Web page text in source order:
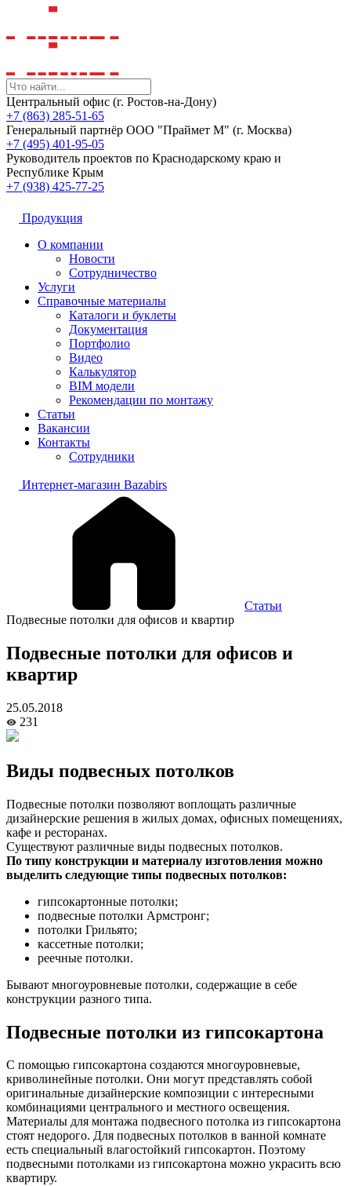
Центральный офис (г. Ростов-на-Дону)
+7 (863) 285-51-65
Генеральный партнёр ООО "Праймет М" (г. Москва)
+7 (495) 401-95-05
Руководитель проектов по Краснодарскому краю и
Республике Крым
+7 (938) 425-77-25
Продукция
О компании
Новости
Сотрудничество
Услуги
Справочные материалы
Каталоги и буклеты
Документация
Портфолио
Видео
Калькулятор
BIM модели
Рекомендации по монтажу
Статьи
Вакансии
Контакты
Сотрудники
Интернет-магазин Bazabirs
Статьи
Подвесные потолки для офисов и квартир
Подвесные потолки для офисов и
квартир
25.05.2018
231
Виды подвесных потолков
Подвесные потолки позволяют воплощать различные
дизайнерские решения в жилых домах, офисных помещениях,
кафе и ресторанах.
Существуют различные виды подвесных потолков.
По типу конструкции и материалу изготовления можно
выделить следующие типы подвесных потолков:
гипсокартонные потолки;
подвесные потолки Армстронг;
потолки Грильято;
кассетные потолки;
реечные потолки.
Бывают многоуровневые потолки, содержащие в себе
конструкции разного типа.
Подвесные потолки из гипсокартона
С помощью гипсокартона создаются многоуровневые,
криволинейные потолки. Они могут представлять собой
оригинальные дизайнерские композиции с интересными
комбинациями центрального и местного освещения.
Материалы для монтажа подвесного потолка из гипсокартона
стоят недорого. Для подвесных потолков в ванной комнате
есть специальный влагостойкий гипсокартон. Поэтому
подвесными потолками из гипсокартона можно украсить всю
квартиру.